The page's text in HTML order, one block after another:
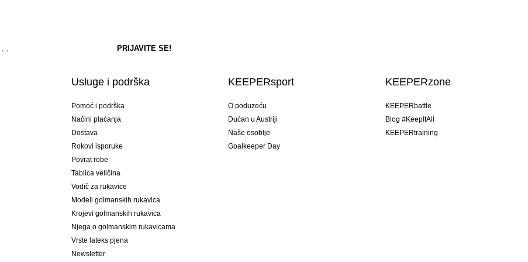
Usluge i podrška
Pomoć i podrška
Načini plaćanja
Dostava
Rokovi isporuke
Povrat robe
Tablica veličina
Vodič za rukavice
Modeli golmanskih rukavica
Krojevi golmanskih rukavica
Njega o golmanskim rukavicama
Vrste lateks pjena
Newsletter
KEEPERsport
O poduzeću
Dućan u Austriji
Naše osoblje
Goalkeeper Day
KEEPERzone
KEEPERbattle
Blog #KeepItAll
KEEPERtraining